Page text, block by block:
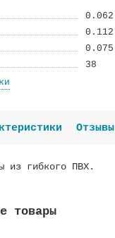
0.062
0.112
0.075
38
Отзывы
из гибкого ПВХ.
товары